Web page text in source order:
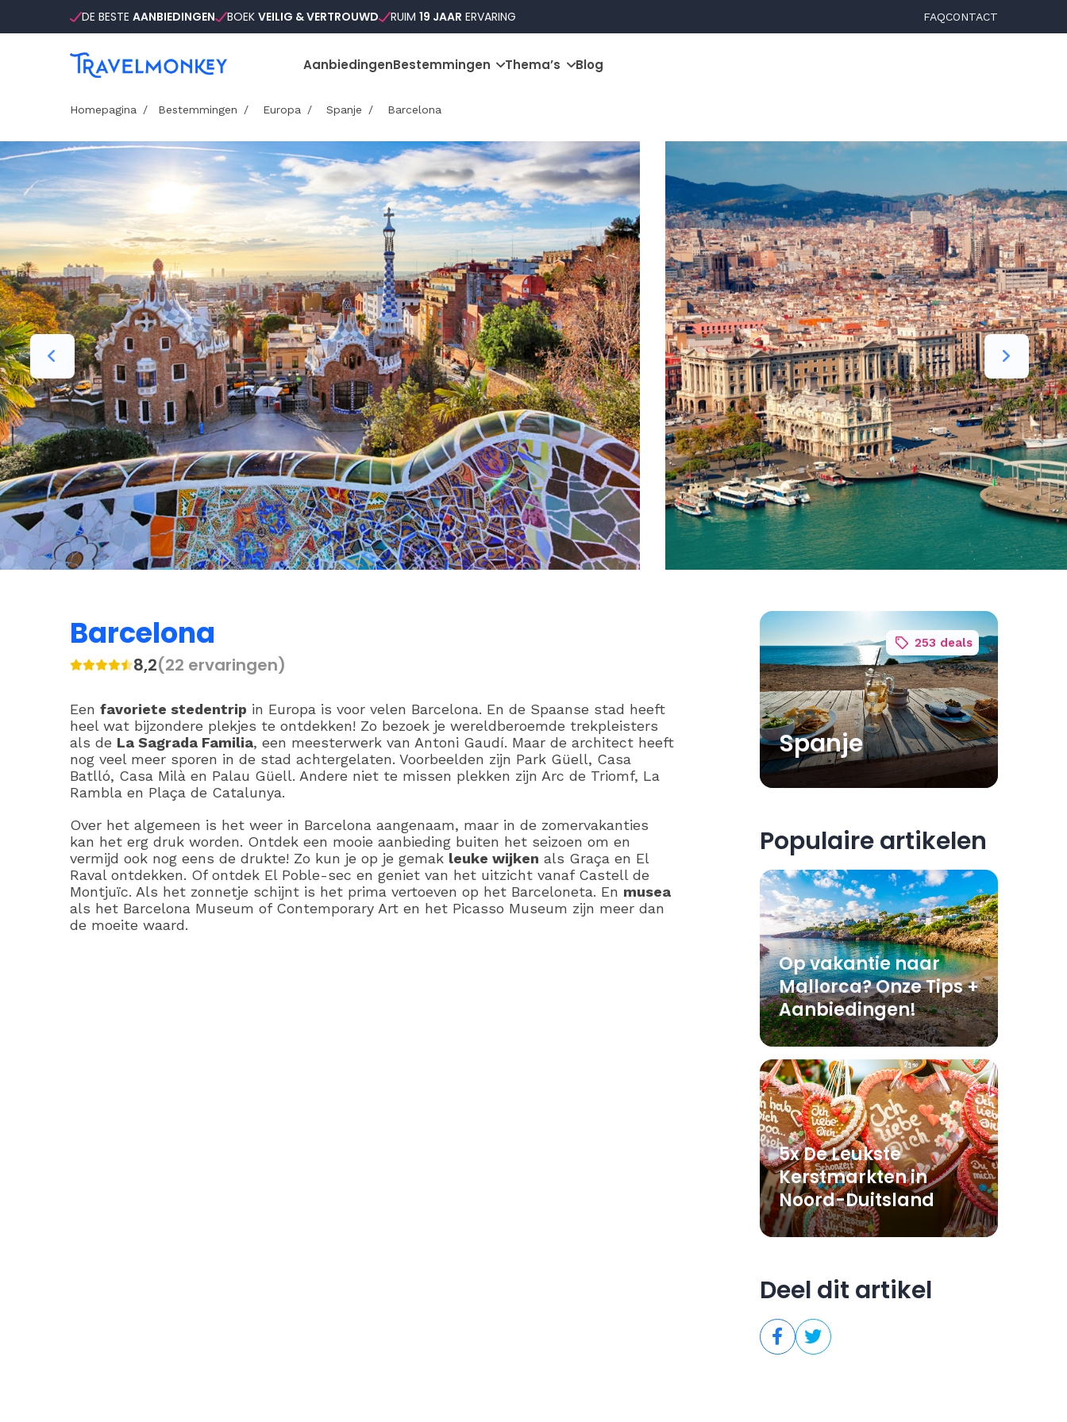
DE BESTE AANBIEDINGEN BOEK VEILIG & VERTROUWD RUIM 19 JAAR ERVARING FAQCONTACT
AanbiedingenBestemmingen Thema’s Blog
Homepagina Bestemmingen Europa Spanje Barcelona
Barcelona
8,2(22 ervaringen)
Een favoriete stedentrip in Europa is voor velen Barcelona. En de Spaanse stad heeft
heel wat bijzondere plekjes te ontdekken! Zo bezoek je wereldberoemde trekpleisters
als de La Sagrada Familia, een meesterwerk van Antoni Gaudí. Maar de architect heeft
nog veel meer sporen in de stad achtergelaten. Voorbeelden zijn Park Güell, Casa
Batlló, Casa Milà en Palau Güell. Andere niet te missen plekken zijn Arc de Triomf, La
Rambla en Plaça de Catalunya.
Over het algemeen is het weer in Barcelona aangenaam, maar in de zomervakanties
kan het erg druk worden. Ontdek een mooie aanbieding buiten het seizoen om en
vermijd ook nog eens de drukte! Zo kun je op je gemak leuke wijken als Graça en El
Raval ontdekken. Of ontdek El Poble-sec en geniet van het uitzicht vanaf Castell de
Montjuïc. Als het zonnetje schijnt is het prima vertoeven op het Barceloneta. En musea
als het Barcelona Museum of Contemporary Art en het Picasso Museum zijn meer dan
de moeite waard.
253 deals
Spanje
Populaire artikelen
Op vakantie naar
Mallorca? Onze Tips +
Aanbiedingen!
5x De Leukste
Kerstmarkten in
Noord-Duitsland
Deel dit artikel